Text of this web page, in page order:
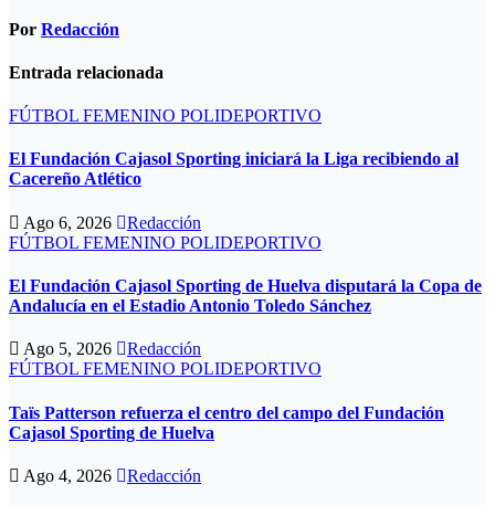
Por Redacción
Entrada relacionada
FÚTBOL FEMENINO POLIDEPORTIVO
El Fundación Cajasol Sporting iniciará la Liga recibiendo al
Cacereño Atlético
Ago 6, 2026
Redacción
FÚTBOL FEMENINO POLIDEPORTIVO
El Fundación Cajasol Sporting de Huelva disputará la Copa de
Andalucía en el Estadio Antonio Toledo Sánchez
Ago 5, 2026
Redacción
FÚTBOL FEMENINO POLIDEPORTIVO
Taïs Patterson refuerza el centro del campo del Fundación
Cajasol Sporting de Huelva
Ago 4, 2026 Redacción